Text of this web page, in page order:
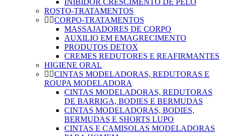
INIBIDOR CRESCIMENTO DE PELO
ROSTO-TRATAMENTOS
CORPO-TRATAMENTOS
MASSAJADORES DE CORPO
AUXILIO EM EMAGRECIMENTO
PRODUTOS DETOX
CREMES REDUTORES E REAFIRMANTES
HIGIENE ORAL
CINTAS MODELADORAS, REDUTORAS E
ROUPA MODELADORA
CINTAS MODELADORAS, REDUTORAS
DE BARRIGA, BODIES E BERMUDAS
CINTAS MODELADORAS, BODIES,
BERMUDAS E SHORTS LUPO
CINTAS E CAMISOLAS MODELADORAS